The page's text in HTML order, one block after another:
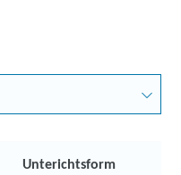
Unterichtsform